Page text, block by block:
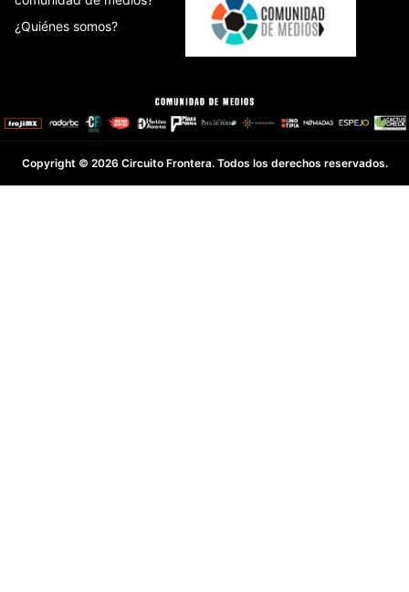
¿Quiénes somos?
Copyright © 2026 Circuito Frontera. Todos los derechos reservados.